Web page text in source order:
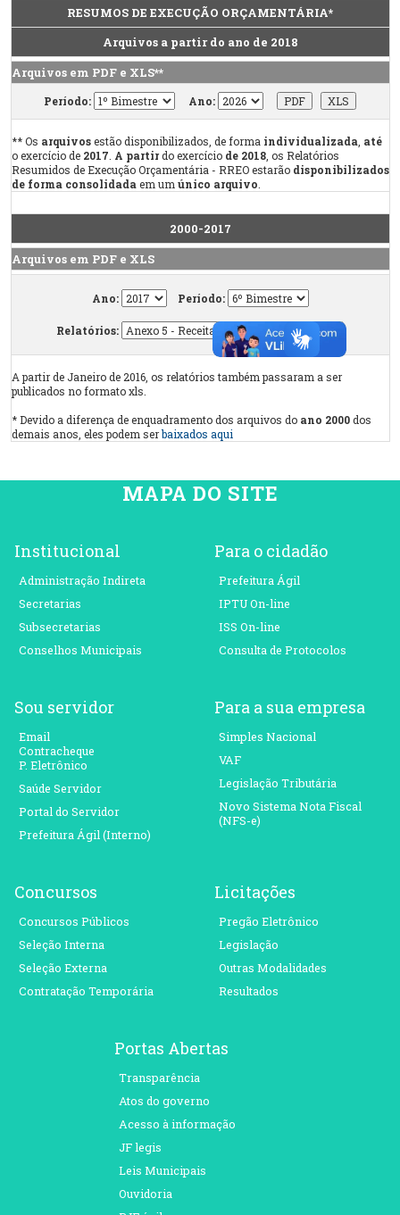
RESUMOS DE EXECUÇÃO ORÇAMENTÁRIA*
Arquivos a partir do ano de 2018
Arquivos em PDF e XLS**
Período:
Ano:
** Os arquivosestão disponibilizados, de forma individualizada, até
o exercício de 2017 A partirdo exercício de 2018, os Relatórios
Resumidos de Execução Orçamentária - RREO estarão disponibilizados
de forma consolidadaem um único arquivo
2000-2017
Arquivos em PDF e XLS
Ano: Período:
Relatórios:
A partir de Janeiro de 2016, os relatórios também passaram a ser
publicados no formato xls.
* Devido a diferença de enquadramento dos arquivos do ano 2000dos
demais anos, eles podem serbaixados aqui
MAPA DO SITE
Institucional
Administração Indireta
Secretarias
Subsecretarias
Conselhos Municipais
Para o cidadão
Prefeitura Ágil
IPTU On-line
ISS On-line
Consulta de Protocolos
Sou servidor
Email
Contracheque
P. Eletrônico
Saúde Servidor
Portal do Servidor
Prefeitura Ágil (Interno)
Para a sua empresa
Simples Nacional
VAF
Legislação Tributária
Novo Sistema Nota Fiscal
(NFS-e)
Concursos
Concursos Públicos
Seleção Interna
Seleção Externa
Contratação Temporária
Licitações
Pregão Eletrônico
Legislação
Outras Modalidades
Resultados
Portas Abertas
Transparência
Atos do governo
Acesso à informação
JF legis
Leis Municipais
Ouvidoria